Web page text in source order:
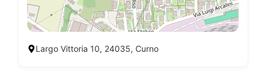
Largo Vittoria 10, 24035, Curno